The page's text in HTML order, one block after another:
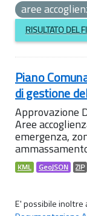
aree
RISULTATO DEL
Piano
di gestione
Approvazione
Aree
emergenza,
KML GeoJSON ZIP
E' possibile inoltre